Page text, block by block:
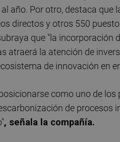
año. Por otro, destaca que
directos y otros 550
que "la incorporación
atraerá la atención de
de innovación en
como uno de
de procesos
, señala la compañía.